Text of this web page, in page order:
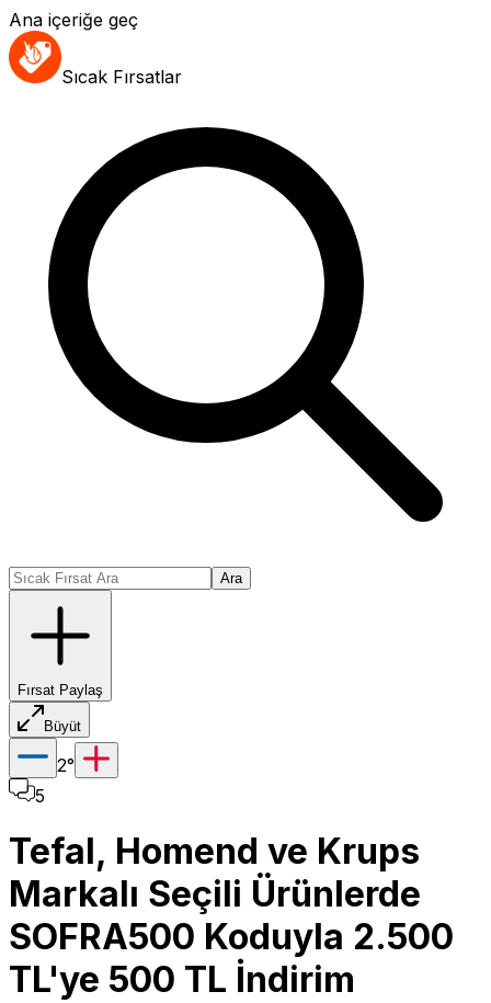
Ana içeriğe geç
Sıcak Fırsatlar
Ara
Fırsat Paylaş
Büyüt
2°
5
Tefal, Homend ve Krups
Markalı Seçili Ürünlerde
SOFRA500 Koduyla 2.500
TL'ye 500 TL İndirim